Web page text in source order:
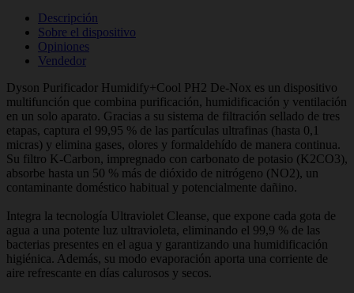
Descripción
Sobre el dispositivo
Opiniones
Vendedor
Dyson Purificador Humidify+Cool PH2 De-Nox es un dispositivo
multifunción que combina purificación, humidificación y ventilación
en un solo aparato. Gracias a su sistema de filtración sellado de tres
etapas, captura el 99,95 % de las partículas ultrafinas (hasta 0,1
micras) y elimina gases, olores y formaldehído de manera continua.
Su filtro K-Carbon, impregnado con carbonato de potasio (K2CO3),
absorbe hasta un 50 % más de dióxido de nitrógeno (NO2), un
contaminante doméstico habitual y potencialmente dañino.
Integra la tecnología Ultraviolet Cleanse, que expone cada gota de
agua a una potente luz ultravioleta, eliminando el 99,9 % de las
bacterias presentes en el agua y garantizando una humidificación
higiénica. Además, su modo evaporación aporta una corriente de
aire refrescante en días calurosos y secos.